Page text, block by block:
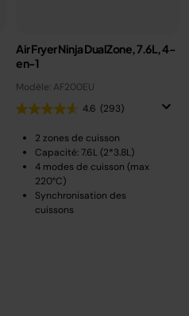
Air Fryer Ninja DualZone, 7.6L, 4-
en-1
Modèle: AF200EU
4.6 (293)
2 zones de cuisson
Capacité: 7.6L (2*3.8L)
4 modes de cuisson (max
220°C)
Synchronisation des
cuissons